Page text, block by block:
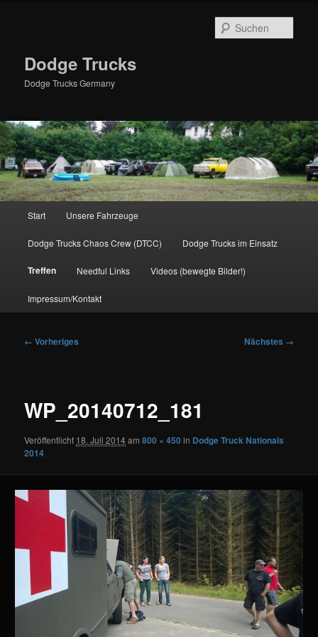
Dodge Trucks
Dodge Trucks Germany
Start Unsere Fahrzeuge
Dodge Trucks Chaos Crew (DTCC) Dodge Trucks im Einsatz
Treffen Needful Links Videos (bewegte Bilder!)
Impressum/Kontakt
Bilder-
← Vorheriges Nächstes →
WP_20140712_181
Veröffentlicht 18. Juli 2014am800 × 450 in Dodge Truck Nationals
2014